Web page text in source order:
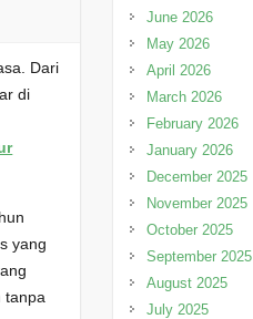
Dari
di
yang
tanpa
June 2026
May 2026
April 2026
March 2026
February 2026
January 2026
December 2025
November 2025
October 2025
September 2025
August 2025
July 2025